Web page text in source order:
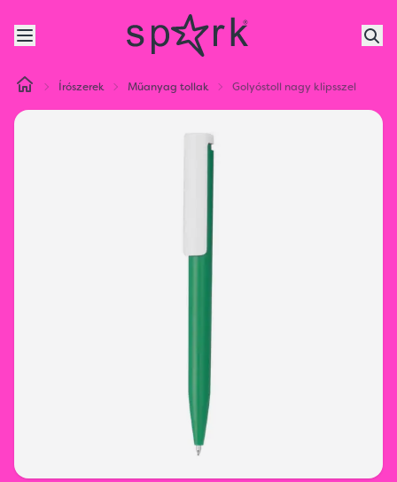
Írószerek Műanyag tollak Golyóstoll nagy klipsszel